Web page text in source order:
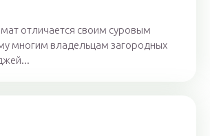
отличается своим суровым
многим владельцам загородных